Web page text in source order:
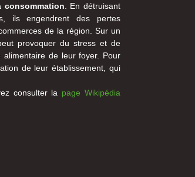
consommation . En détruisant
ils engendrent des pertes
de la région. Sur un
provoquer du stress et de
alimentaire de leur foyer. Pour
de leur établissement, qui
consulter la page Wikipédia